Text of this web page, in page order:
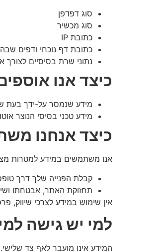
סוג דפדפן
סוג מכשיר
כתובת IP
כתובת דף נוכחי ודפים
נתוני שרת בסיסיים
כיצד אנו
מידע שנמסר על-ידך בעת
מידע טכני בסיסי הנוצר
כיצד אנחנו
אנו משתמשים במידע למטרות
קבלת הפנייה שלך דרך
תחזוקת האתר, אבטחתו
אין שימוש במידע לצרכי שיווק,
למי יש גישה
המידע אינו מועבר לאף צד שלישי.